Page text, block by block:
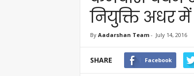
नियुक्ति अधर में
By Aadarshan Team- July 14, 2016
SHARE Facebook